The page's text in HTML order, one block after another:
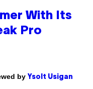
With Its
Pro
by Ysolt Usigan